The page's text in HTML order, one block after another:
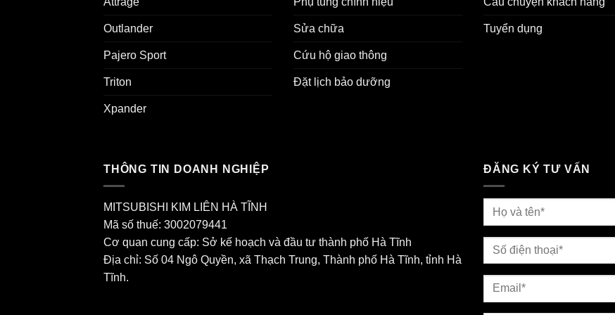
Outlander
Pajero Sport
Triton
Xpander
Sửa chữa
Cứu hộ giao thông
Đặt lịch bảo dưỡng
Tuyển dụng
THÔNG TIN DOANH NGHIỆP
MITSUBISHI KIM LIÊN HÀ TĨNH
Mã số thuế: 3002079441
Cơ quan cung cấp: Sở kế hoạch và đầu tư thành phố Hà Tĩnh
Địa chỉ: Số 04 Ngô Quyền, xã Thạch Trung, Thành phố Hà Tĩnh, tỉnh Hà
Tĩnh.
ĐĂNG KÝ TƯ VẤN